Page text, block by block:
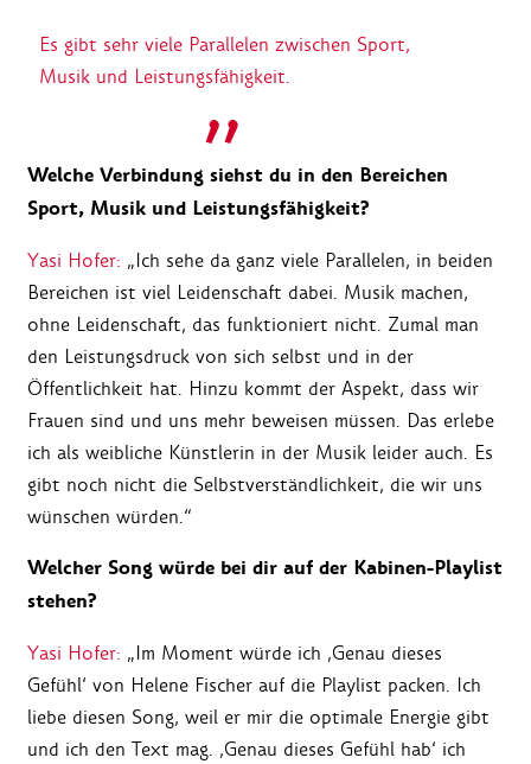
Es gibt sehr viele Parallelen zwischen Sport,
Musik und Leistungsfähigkeit.
Welche Verbindung siehst du in den Bereichen
Sport, Musik und Leistungsfähigkeit?
Yasi Hofer: „Ich sehe da ganz viele Parallelen, in beiden
Bereichen ist viel Leidenschaft dabei. Musik machen,
ohne Leidenschaft, das funktioniert nicht. Zumal man
den Leistungsdruck von sich selbst und in der
Öffentlichkeit hat. Hinzu kommt der Aspekt, dass wir
Frauen sind und uns mehr beweisen müssen. Das erlebe
ich als weibliche Künstlerin in der Musik leider auch. Es
gibt noch nicht die Selbstverständlichkeit, die wir uns
wünschen würden.“
Welcher Song würde bei dir auf der Kabinen-Playlist
stehen?
Yasi Hofer: „Im Moment würde ich ‚Genau dieses
Gefühl‘ von Helene Fischer auf die Playlist packen. Ich
liebe diesen Song, weil er mir die optimale Energie gibt
und ich den Text mag. ‚Genau dieses Gefühl hab‘ ich